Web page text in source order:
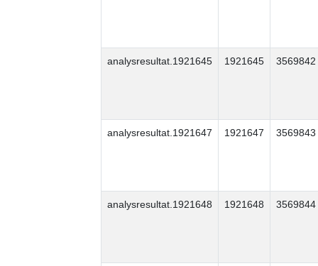
analysresultat.1921645 1921645 3569842
analysresultat.1921647 1921647 3569843
analysresultat.1921648 1921648 3569844